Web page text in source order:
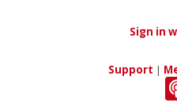
Sign in
Support |